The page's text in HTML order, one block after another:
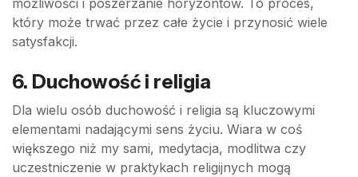
który może trwać przez całe życie i przynosić wiele
satysfakcji.
6. Duchowość i religia
Dla wielu osób duchowość i religia są kluczowymi
elementami nadającymi sens życiu. Wiara w coś
większego niż my sami, medytacja, modlitwa czy
uczestniczenie w praktykach religijnych mogą